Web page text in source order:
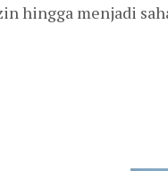
hingga menjadi